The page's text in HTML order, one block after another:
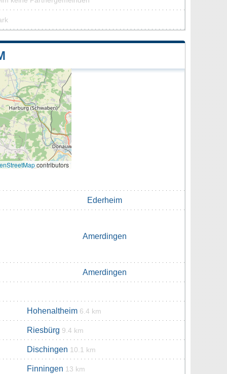
contributors
Ederheim
Amerdingen
Amerdingen
Hohenaltheim 6.4 km
Riesbürg 9.4 km
Dischingen 10.1 km
Finningen 13 km